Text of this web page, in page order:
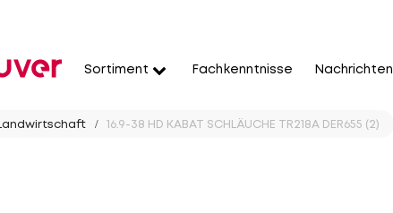
Sortiment Fachkenntnisse Nachrichten
Landwirtschaft 16.9-38 HD KABAT SCHLÄUCHE TR218A DER655 (2)